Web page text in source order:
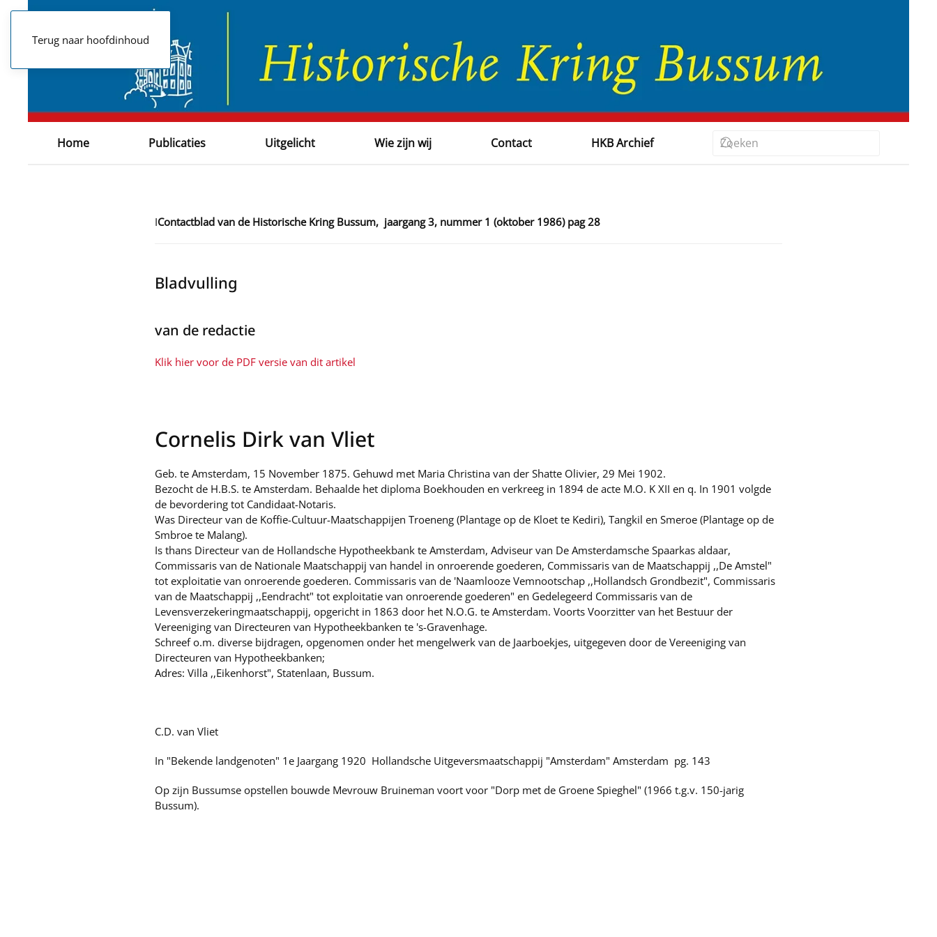
Terug naar hoofdinhoud
Home Publicaties Uitgelicht Wie zijn wij Contact HKB Archief
IContactblad van de Historische Kring Bussum, jaargang 3, nummer 1 (oktober 1986) pag 28
Bladvulling
van de redactie
Klik hier voor de PDF versie van dit artikel
Cornelis Dirk van Vliet
Geb. te Amsterdam, 15 November 1875. Gehuwd met Maria Christina van der Shatte Olivier, 29 Mei 1902.
Bezocht de H.B.S. te Amsterdam. Behaalde het diploma Boekhouden en verkreeg in 1894 de acte M.O. K XII en q. In 1901 volgde
de bevordering tot Candidaat-Notaris.
Was Directeur van de Koffie-Cultuur-Maatschappijen Troeneng (Plantage op de Kloet te Kediri), Tangkil en Smeroe (Plantage op de
Smbroe te Malang).
Is thans Directeur van de Hollandsche Hypotheekbank te Amsterdam, Adviseur van De Amsterdamsche Spaarkas aldaar,
Commissaris van de Nationale Maatschappij van handel in onroerende goederen, Commissaris van de Maatschappij ,,De Amstel"
tot exploitatie van onroerende goederen. Commissaris van de 'Naamlooze Vemnootschap ,,Hollandsch Grondbezit", Commissaris
van de Maatschappij ,,Eendracht" tot exploitatie van onroerende goederen" en Gedelegeerd Commissaris van de
Levensverzekeringmaatschappij, opgericht in 1863 door het N.O.G. te Amsterdam. Voorts Voorzitter van het Bestuur der
Vereeniging van Directeuren van Hypotheekbanken te 's-Gravenhage.
Schreef o.m. diverse bijdragen, opgenomen onder het mengelwerk van de Jaarboekjes, uitgegeven door de Vereeniging van
Directeuren van Hypotheekbanken;
Adres: Villa ,,Eikenhorst", Statenlaan, Bussum.
C.D. van Vliet
In "Bekende landgenoten" 1e Jaargang 1920 Hollandsche Uitgeversmaatschappij "Amsterdam" Amsterdam pg. 143
Op zijn Bussumse opstellen bouwde Mevrouw Bruineman voort voor "Dorp met de Groene Spieghel" (1966 t.g.v. 150-jarig
Bussum).